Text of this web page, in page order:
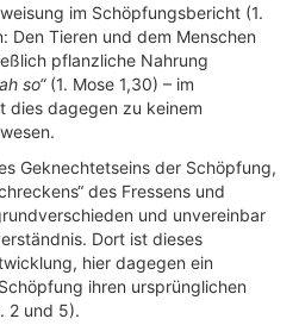
im Schöpfungsbericht (1.
Den Tieren und dem Menschen
pflanzliche Nahrung
so“(1. Mose 1,30) – im
dies dagegen zu keinem
Geknechtetseins der Schöpfung,
des Fressens und
und unvereinbar
Dort ist dieses
hier dagegen ein
ihren ursprünglichen
2 und 5).